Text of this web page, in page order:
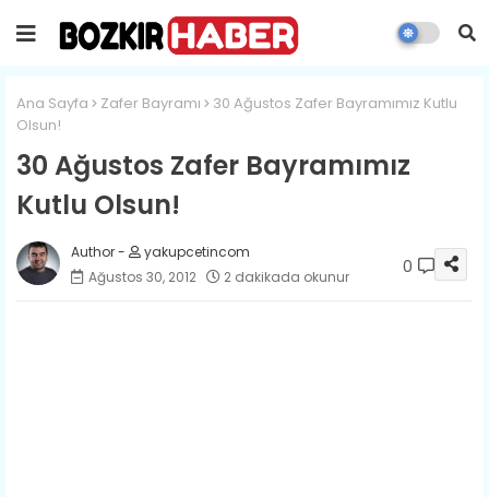
Ana Sayfa Zafer Bayramı
30 Ağustos Zafer Bayramımız Kutlu
Olsun!
30 Ağustos Zafer Bayramımız
Kutlu Olsun!
yakupcetincom
Ağustos 30, 2012
2 dakikada okunur 0